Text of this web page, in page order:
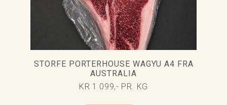
STORFE PORTERHOUSE WAGYU A4 FRA
AUSTRALIA
KR 1 099,- PR. KG